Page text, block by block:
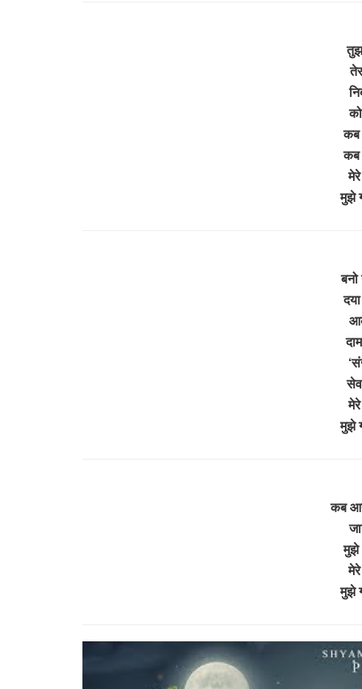
कब
कब
मुझे
बनो
मुझे
कब
मुझे
मुझे